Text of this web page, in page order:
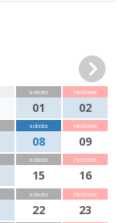
sobota
01
niedziela
02
sobota
08
niedziela
09
sobota
15
niedziela
16
sobota
22
niedziela
23